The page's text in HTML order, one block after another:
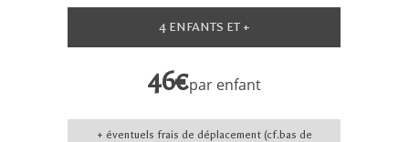
4 ENFANTS ET +
46€par enfant
+ éventuels frais de déplacement (cf.bas de